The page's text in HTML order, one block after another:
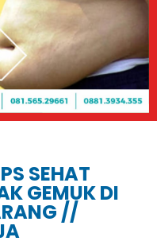
SEHAT
GEMUK DI
//